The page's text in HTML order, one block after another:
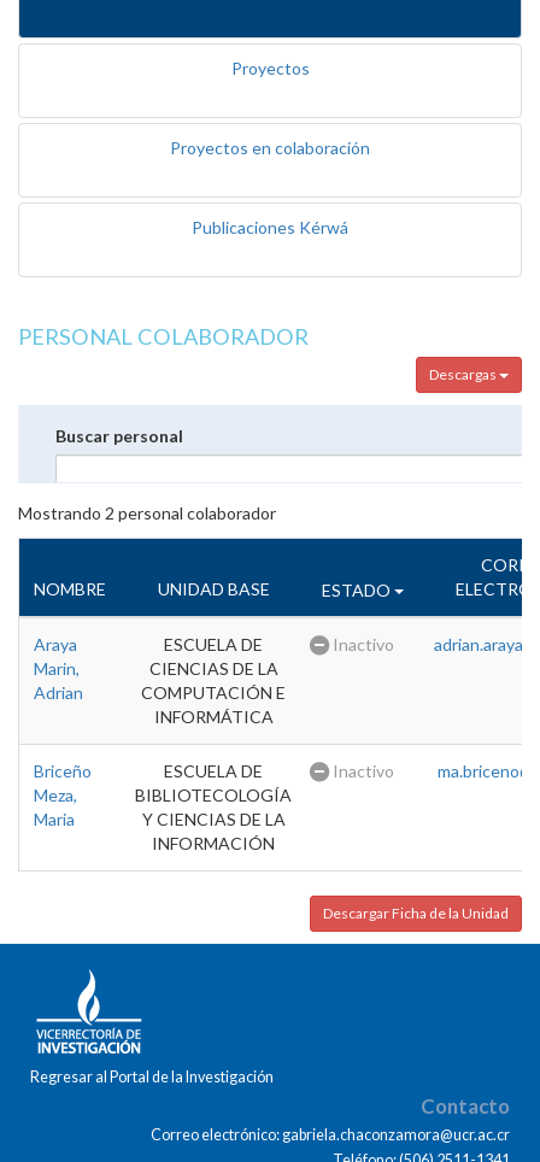
Proyectos
Proyectos en colaboración
Publicaciones Kérwá
PERSONAL COLABORADOR
Descargas
Buscar personal
Mostrando 2 personal colaborador
NOMBRE UNIDAD BASE ESTADO
Araya
Marin,
Adrian
ESCUELA DE
CIENCIAS DE LA
COMPUTACIÓN E
INFORMÁTICA
Inactivo
Briceño
Meza,
Maria
ESCUELA DE
BIBLIOTECOLOGÍA
Y CIENCIAS DE LA
INFORMACIÓN
Inactivo
Descargar Ficha de la Unidad
Regresar al Portal de la Investigación
Contacto
Correo electrónico: gabriela.chaconzamora@ucr.ac.cr